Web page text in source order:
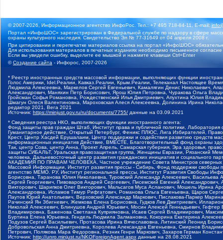
© 2007-2026, Информационное агентство ИнфоРос. Тел.: +7 495 718-84-11, E-mail:
Портал «ИнфоШОС» зарегистрирован в Федеральной службе по надзору в сфере
охраны культурного наследия. Свидетельство Эл № 77-31649 от 04 апреля 2008 г.
При цитировании и перепечатке материалов ссылка на портал «ИнфоШОС»
Для использования материалов в печатных изданиях необходимо письменное
Если вы увидели ошибку, выделите ее мышкой и нажмите клавиши Ctrl+Enter
©Создание сайта - Инфорос, 2007-2026
* Реестр иностранных средств массовой информации, выполняющих функции
Голос Америки, Idel.Реалии, Кавказ.Реалии, Крым.Реалии, Телеканал Настоящее
Людмила Алексеевна, Маркелов Сергей Евгеньевич, Камалягин Денис Николаевич,
Александрович, Маняхин Петр Борисович, Ярош Юлия Петровна, Чуракова Ольга
Гройсман Софья Романовна, Рождественский Илья Дмитриевич, Апухтина Юлия
Шмагун Олеся Валентиновна, Мароховская Алеся Алексеевна, Долинина Ирина
редактор 2021, Вега 2021
Источник: https://minjust.gov.ru/ru/documents/7755/ данные на 03.09.2021
* Сведения реестра НКО, выполняющих функции иностранного агента:
Фонд защиты прав граждан Штаб, Институт права и публичной политики,
Гуманитарное действие, Открытый Петербург, Феникс ПЛЮС, Лига Избирателей,
Крест, Центр Хасдей Ерушалаим, Центр поддержки и содействия развитию средств
информационных инициатив Действие, ВМЕСТЕ, Благотворительный фонд охраны
Так, центр Сова, центр Анна, Проект Апрель, Самарская губерния, Эра здоровья,
защиты СИБАЛЬТ, Уральская правозащитная группа, Женщины Евразии, Рязанский
человека, Дальневосточный центр развития гражданских инициатив и социального
АКАДЕМИЯ ПО ПРАВАМ ЧЕЛОВЕКА, Частное учреждение Совета Министров северных
Массовой Информации, Институт развития прессы - Сибирь, Фонд поддержки
агентство МЕМО. РУ, Институт региональной прессы, Институт Развития Свободы
Борисовна, Таранова Юлия Николаевна, Туровский Александр Алексеевич,
Сергей Георгиевич, Пивоваров Андрей Сергеевич, Писемский Евгений
Викторович, Шарипков Олег Викторович, Мальсагов Муса Асланович, Мошель Ирина
Александровна, Исламов Тимур Рифгатович, Романова Ольга Евгеньевна, Щаров
Паутов Юрий Анатольевич, Верховский Александр Маркович, Пислакова-Паркер
Рачинский Ян Збигневич, Жемкова Елена Борисовна, Гудков Лев Дмитриевич,
Николай Алексеевич, Блинушов Андрей Юрьевич, Мосин Алексей Геннадьевич,
Владимировна, Баженова Светлана Куприяновна, Исаев Сергей Владимирович,
Буртина Елена Юрьевна, Гендель Людмила Залмановна, Кокорина Екатерина
Подузов Сергей Васильевич, Протасова Ирина Вячеславовна, Литинский Леонид
Добровольская Анна Дмитриевна, Королева Александра Евгеньевна, Смирнов
Петрович, Полякова Мара Федоровна, Резник Генри Маркович, Захаров Герман
Источник: http://unro.minjust.ru/NKOForeignAgent.aspx данные на 28.08.2021